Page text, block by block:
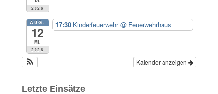
2026
AUG.
12
Mi.
2026
17:30 Kinderfeuerwehr@ Feuerwehrhaus
Kalender anzeigen
Letzte Einsätze